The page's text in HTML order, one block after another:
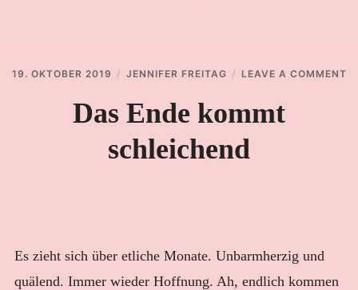
KLANGENTSPANNUNG
KLANGMASSAGE
NEWSLETTER
19. OKTOBER 2019 JENNIFER FREITAG LEAVE A COMMENT
Das Ende kommt
schleichend
Es zieht sich über etliche Monate. Unbarmherzig und
quälend. Immer wieder Hoffnung. Ah, endlich kommen